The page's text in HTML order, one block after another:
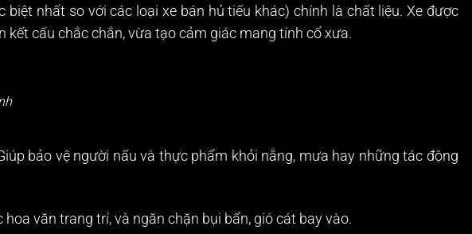
nhất so với các loại xe bán hủ tiếu khác) chính là chất liệu. Xe được
kết cấu chắc chắn, vừa tạo cảm giác mang tính cổ xưa.
bảo vệ người nấu và thực phẩm khỏi nắng, mưa hay những tác động
văn trang trí, và ngăn chặn bụi bẩn, gió cát bay vào.